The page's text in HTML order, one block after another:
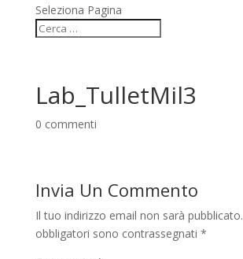
Seleziona Pagina
Lab_TulletMil3
0 commenti
Invia Un Commento
Il tuo indirizzo email non sarà pubblicato.
obbligatori sono contrassegnati *